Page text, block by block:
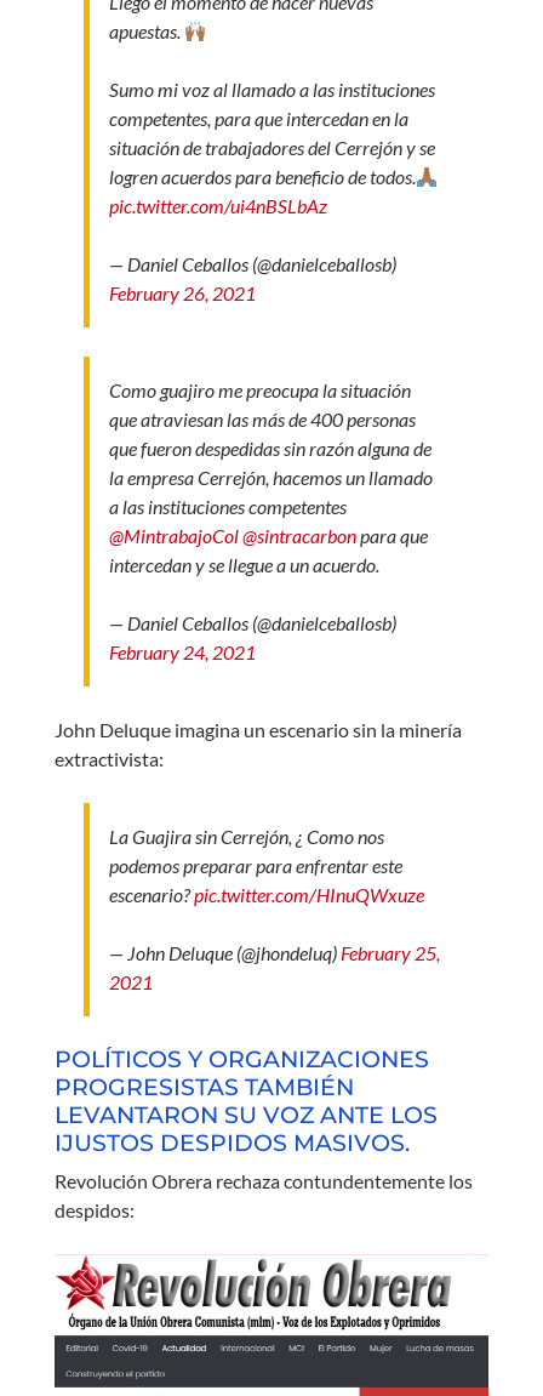
apuestas.
Sumo mi voz al llamado a las instituciones
competentes, para que intercedan en la
situación de trabajadores del Cerrejón y se
logren acuerdos para beneficio de todos.
pic.twitter.com/ui4nBSLbAz
— Daniel Ceballos (@danielceballosb)
February 26, 2021
Como guajiro me preocupa la situación
que atraviesan las más de 400 personas
que fueron despedidas sin razón alguna de
la empresa Cerrejón, hacemos un llamado
a las instituciones competentes
@MintrabajoCol@sintracarbonpara que
intercedan y se llegue a un acuerdo.
— Daniel Ceballos (@danielceballosb)
February 24, 2021
John Deluque imagina un escenario sin la minería
extractivista:
La Guajira sin Cerrejón, ¿ Como nos
podemos preparar para enfrentar este
escenario?pic.twitter.com/HInuQWxuze
— John Deluque (@jhondeluq) February 25,
2021
POLÍTICOS Y ORGANIZACIONES
PROGRESISTAS TAMBIÉN
LEVANTARON SU VOZ ANTE LOS
IJUSTOS DESPIDOS MASIVOS.
Revolución Obrera rechaza contundentemente los
despidos: